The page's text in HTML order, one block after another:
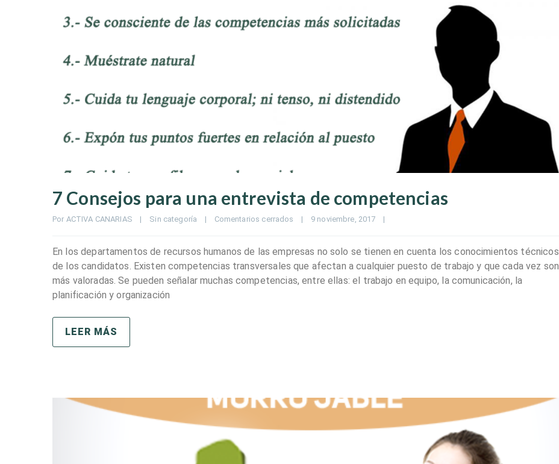
7 Consejos para una entrevista de competencias
Por ACTIVA CANARIAS | Sin categoría | Comentarios cerrados | 9 noviembre, 2017 |
En los departamentos de recursos humanos de las empresas no solo se tienen en cuenta los conocimientos técnicos
de los candidatos. Existen competencias transversales que afectan a cualquier puesto de trabajo y que cada vez son
más valoradas. Se pueden señalar muchas competencias, entre ellas: el trabajo en equipo, la comunicación, la
planificación y organización
LEER MÁS